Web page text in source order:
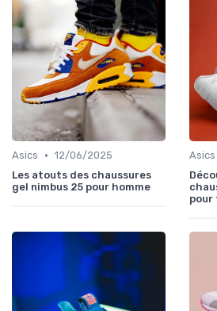
Asics • 12/06/2025
Les atouts des chaussures
gel nimbus 25 pour homme
Asics
pour